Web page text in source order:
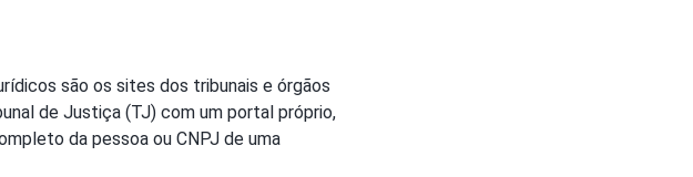
são os sites dos tribunais e órgãos
de Justiça (TJ) com um portal próprio,
da pessoa ou CNPJ de uma